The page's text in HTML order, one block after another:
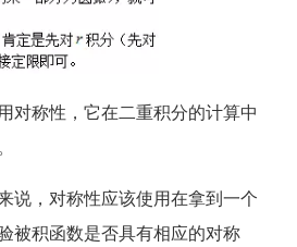
对称性，它在二重积分的计算中
说，对称性应该使用在拿到一个
被积函数是否具有相应的对称